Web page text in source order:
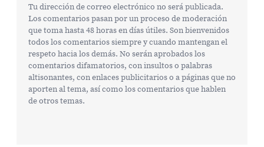
Tu dirección de correo electrónico no será publicada.
Los comentarios pasan por un proceso de moderación
que toma hasta 48 horas en días útiles. Son bienvenidos
todos los comentarios siempre y cuando mantengan el
respeto hacia los demás. No serán aprobados los
comentarios difamatorios, con insultos o palabras
altisonantes, con enlaces publicitarios o a páginas que no
aporten al tema, así como los comentarios que hablen
de otros temas.